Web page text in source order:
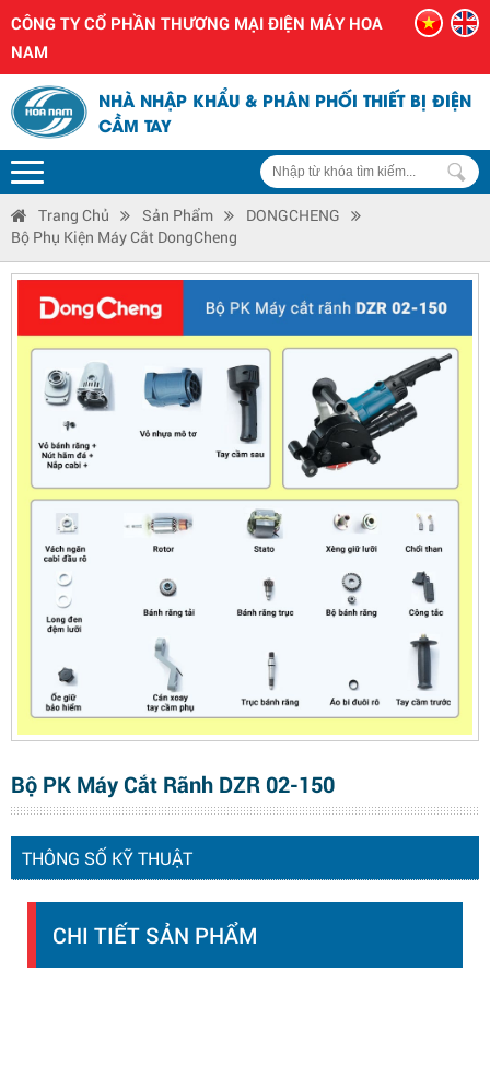
CÔNG TY CỔ PHẦN THƯƠNG MẠI ĐIỆN MÁY HOA
NAM
NHÀ NHẬP KHẨU & PHÂN PHỐI THIẾT BỊ ĐIỆN
CẦM TAY
Trang Chủ Sản Phẩm
DONGCHENG
Bộ Phụ Kiện Máy Cắt DongCheng
Bộ PK Máy Cắt Rãnh DZR 02-150
THÔNG SỐ KỸ THUẬT
CHI TIẾT SẢN PHẨM